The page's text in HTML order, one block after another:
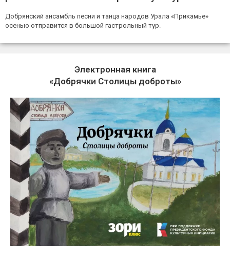
Добрянский ансамбль песни и танца народов Урала «Прикамье»
осенью отправится в большой гастрольный тур.
Электронная книга
«Добрячки Столицы доброты»